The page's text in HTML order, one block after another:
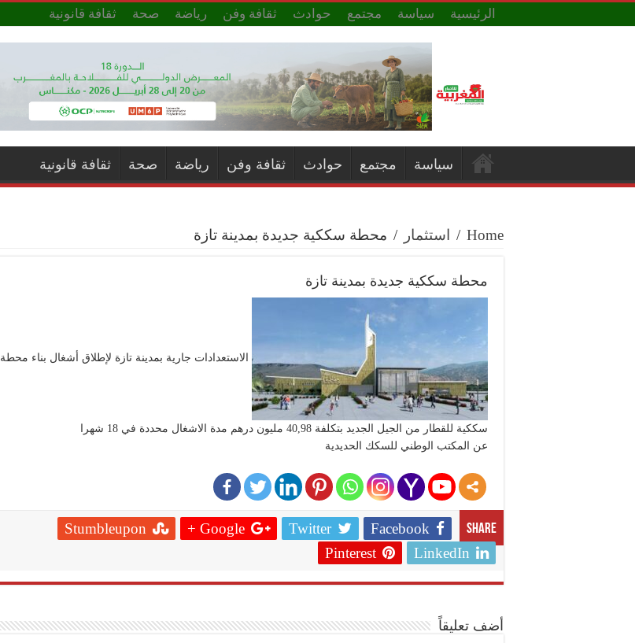
الرئيسية سياسة مجتمع حوادث ثقافة وفن رياضة صحة ثقافة قانونية
سياسة مجتمع حوادث ثقافة وفن رياضة صحة ثقافة قانونية
Home
/ استثمار / محطة سككية جديدة بمدينة تازة
محطة سككية جديدة بمدينة تازة
الاستعدادات جارية بمدينة تازة لإطلاق أشغال بناء محطة
سككية للقطار من الجيل الجديد بتكلفة 40,98 مليون درهم مدة الاشغال محددة في 18 شهرا
عن المكتب الوطني للسكك الحديدية
Share
Facebook
Twitter
Google +
Stumbleupon
LinkedIn
Pinterest
أضف تعليقاً